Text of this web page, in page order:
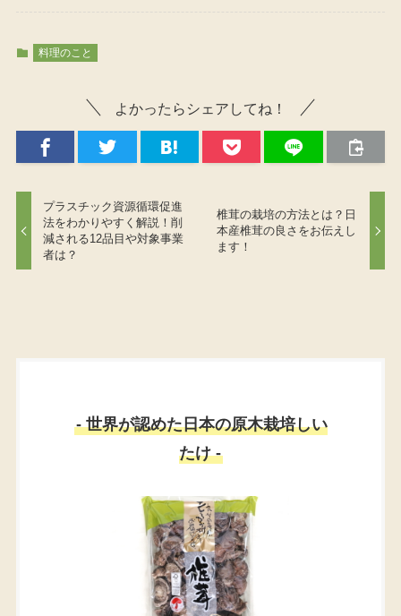
料理のこと
よかったらシェアしてね！
プラスチック資源循環促進
法をわかりやすく解説！削
減される12品目や対象事業
者は？
椎茸の栽培の方法とは？日
本産椎茸の良さをお伝えし
ます！
- 世界が認めた日本の原木栽培しい
たけ -